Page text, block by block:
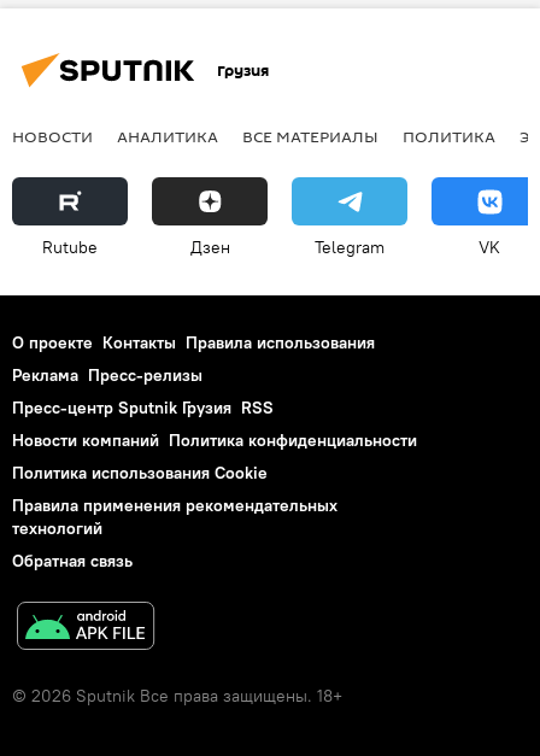
Грузия
НОВОСТИ АНАЛИТИКА ВСЕ МАТЕРИАЛЫ ПОЛИТИКА
Rutube Дзен Telegram VK
О проекте Контакты Правила использования
Реклама Пресс-релизы
Пресс-центр Sputnik Грузия RSS
Новости компаний Политика конфиденциальности
Политика использования Cookie
Правила применения рекомендательных
технологий
Обратная связь
© 2026 Sputnik Все права защищены. 18+